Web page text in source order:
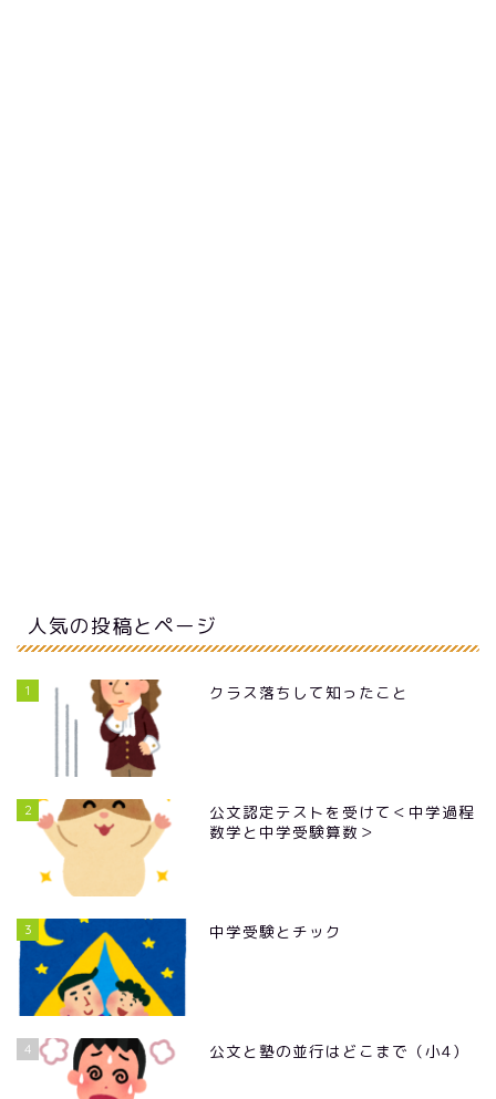
人気の投稿とページ
1 クラス落ちして知ったこと
2
公文認定テストを受けて＜中学過程
数学と中学受験算数＞
3 中学受験とチック
4 公文と塾の並行はどこまで（小4）